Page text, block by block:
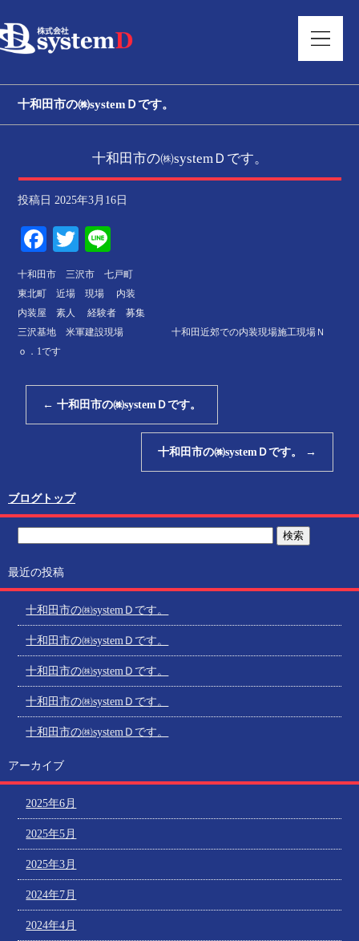
十和田市の㈱systemＤです。
十和田市の㈱systemＤです。
投稿日 2025年3月16日
Facebook
Twitter
十和田市 三沢市 七戸町
東北町 近場 現場 内装
内装屋 素人 経験者 募集
三沢基地 米軍建設現場 十和田近郊での内装現場施工現場Ｎ
ｏ．1です
← 十和田市の㈱systemＤです。
十和田市の㈱systemＤです。 →
ブログトップ
最近の投稿
十和田市の㈱systemＤです。
十和田市の㈱systemＤです。
十和田市の㈱systemＤです。
十和田市の㈱systemＤです。
十和田市の㈱systemＤです。
アーカイブ
2025年6月
2025年5月
2025年3月
2024年7月
2024年4月